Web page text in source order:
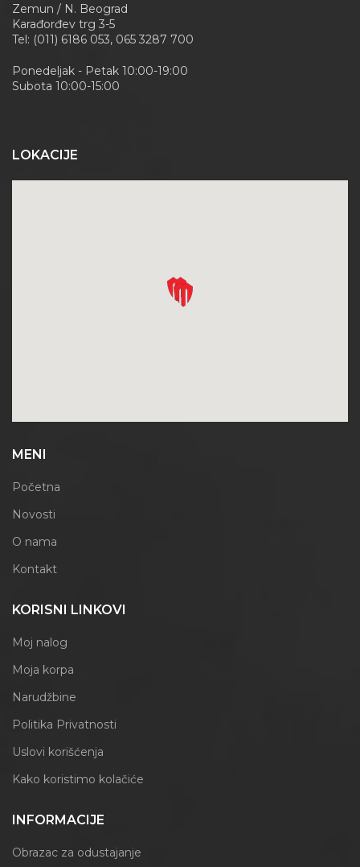
Zemun / N. Beograd
Karađorđev trg 3-5
Tel: (011) 6186 053, 065 3287 700
Ponedeljak - Petak 10:00-19:00
Subota 10:00-15:00
LOKACIJE
MENI
Početna
Novosti
O nama
Kontakt
KORISNI LINKOVI
Moj nalog
Moja korpa
Narudžbine
Politika Privatnosti
Uslovi korišćenja
Kako koristimo kolačiće
INFORMACIJE
Obrazac za odustajanje